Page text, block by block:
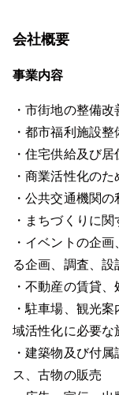
会社概要
事業内容
・市街地の整備
・都市福利施設整
・住宅供給及び
・商業活性化のた
・公共交通機関
・まちづくりに
・イベントの企
る企画、調査、設
・不動産の賃貸
・駐車場、観光
域活性化に必要な
・建築物及び付
ス、古物の販売